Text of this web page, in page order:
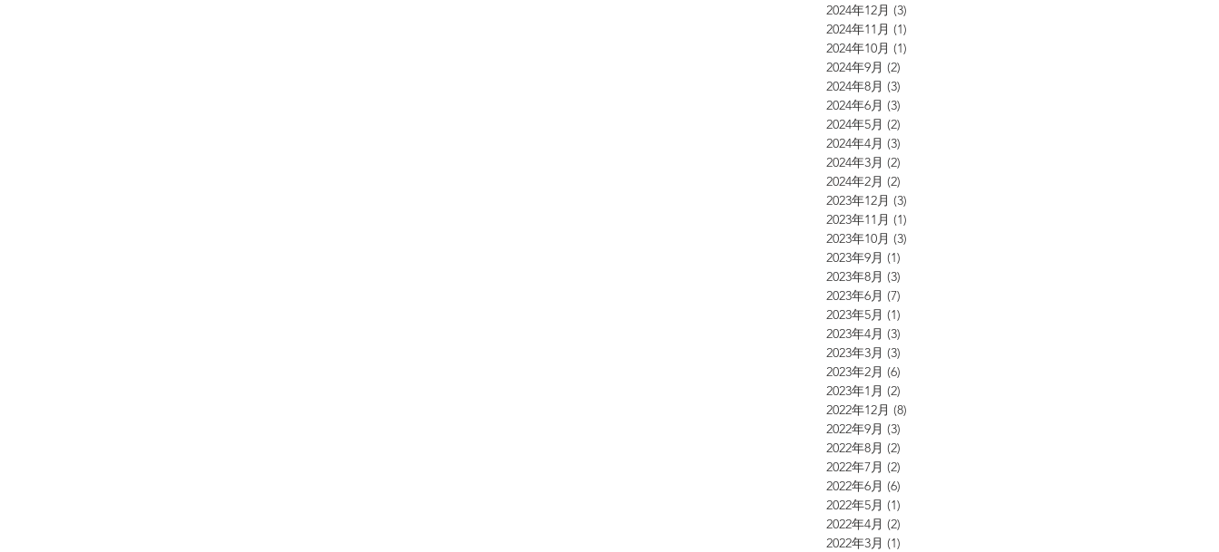
2024年12月 (3)
2024年11月 (1)
2024年10月 (1)
2024年9月 (2)
2024年8月 (3)
2024年6月 (3)
2024年5月 (2)
2024年4月 (3)
2024年3月 (2)
2024年2月 (2)
2023年12月 (3)
2023年11月 (1)
2023年10月 (3)
2023年9月 (1)
2023年8月 (3)
2023年6月 (7)
2023年5月 (1)
2023年4月 (3)
2023年3月 (3)
2023年2月 (6)
2023年1月 (2)
2022年12月 (8)
2022年9月 (3)
2022年8月 (2)
2022年7月 (2)
2022年6月 (6)
2022年5月 (1)
2022年4月 (2)
2022年3月 (1)